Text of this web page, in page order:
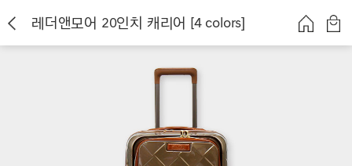
레더앤모어 20인치 캐리어 [4 colors]